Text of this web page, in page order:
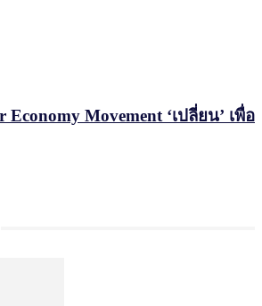
Movement ‘เปลี่ยน’ เพื่อ